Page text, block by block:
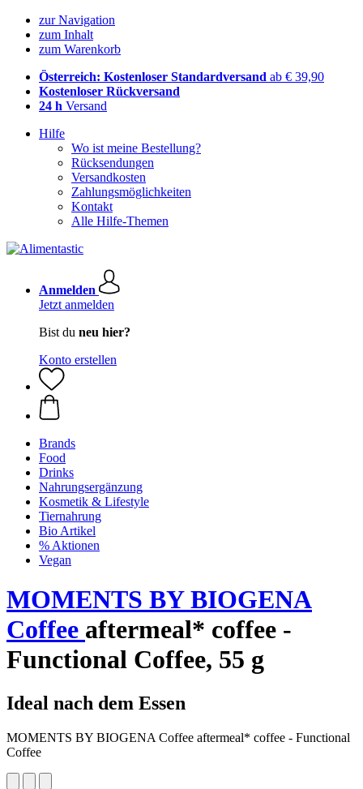
zur Navigation
zum Inhalt
zum Warenkorb
Österreich: Kostenloser Standardversand ab € 39,90
Kostenloser Rückversand
24 h Versand
Hilfe
Wo ist meine Bestellung?
Rücksendungen
Versandkosten
Zahlungsmöglichkeiten
Kontakt
Alle Hilfe-Themen
Anmelden
Jetzt anmelden
Bist du neu hier?
Konto erstellen
Brands
Food
Drinks
Nahrungsergänzung
Kosmetik & Lifestyle
Tiernahrung
Bio Artikel
% Aktionen
Vegan
MOMENTS BY BIOGENA
Coffee aftermeal* coffee -
Functional Coffee, 55 g
Ideal nach dem Essen
MOMENTS BY BIOGENA Coffee aftermeal* coffee - Functional
Coffee